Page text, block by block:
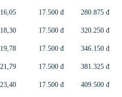
16,05 17.500 đ
280.875 đ
18,30 17.500 đ
320.250 đ
19,78 17.500 đ
346.150 đ
21,79 17.500 đ
381.325 đ
23,40 17.500 đ 409.500 đ